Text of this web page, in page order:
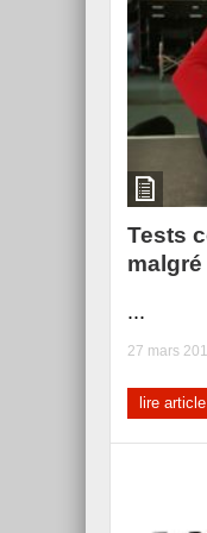
Tests
...
27 mars
lire article